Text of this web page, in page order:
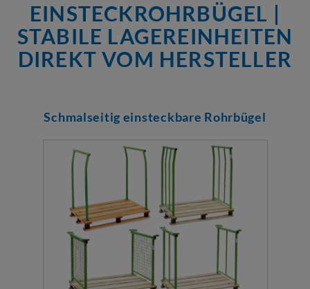
EINSTECKROHRBÜGEL |
STABILE LAGEREINHEITEN
DIREKT VOM HERSTELLER
Schmalseitig einsteckbare Rohrbügel